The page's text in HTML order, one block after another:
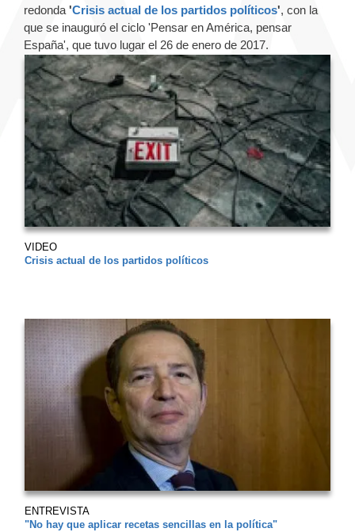
redonda 'Crisis actual de los partidos políticos', con la
que se inauguró el ciclo 'Pensar en América, pensar
España', que tuvo lugar el 26 de enero de 2017.
VIDEO
Crisis actual de los partidos políticos
ENTREVISTA
"No hay que aplicar recetas sencillas en la política"